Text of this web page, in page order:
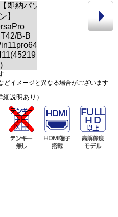
イメージと異なる場合がございます
説明あり）